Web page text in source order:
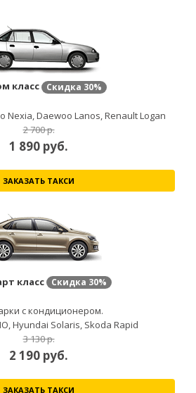
класс Скидка 30%
Nexia, Daewoo Lanos, Renault Logan
2 700 р.
1 890 руб.
ЗАКАЗАТЬ ТАКСИ
класс Скидка 30%
с кондиционером.
Hyundai Solaris, Skoda Rapid
3 130 р.
2 190 руб.
ЗАКАЗАТЬ ТАКСИ